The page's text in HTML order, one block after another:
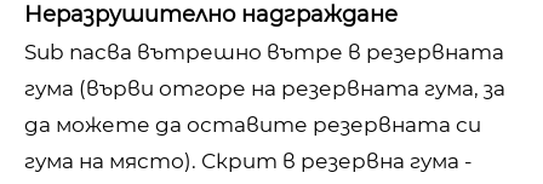
Неразрушително надграждане
Sub пасва вътрешно вътре в резервната
гума (върви отгоре на резервната гума, за
да можете да оставите резервната си
гума на място). Скрит в резервна гума -